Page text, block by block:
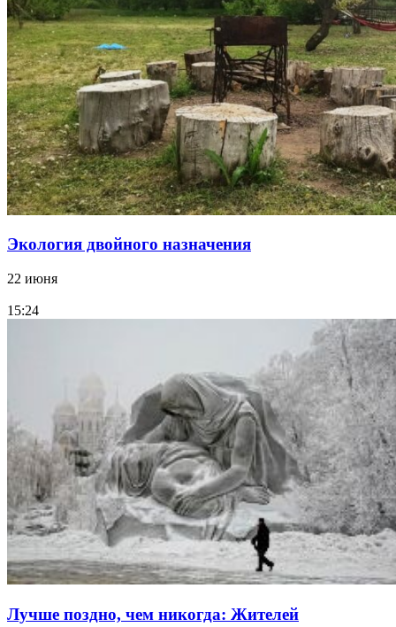
Экология двойного назначения
22 июня
15:24
Лучше поздно, чем никогда: Жителей